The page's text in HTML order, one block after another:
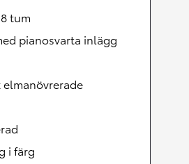
tum
pianosvarta inlägg
elmanövrerade
i färg